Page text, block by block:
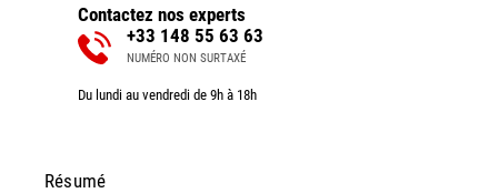
Contactez nos experts
+33 148 55 63 63
NUMÉRO NON SURTAXÉ
Du lundi au vendredi de 9h à 18h
Résumé